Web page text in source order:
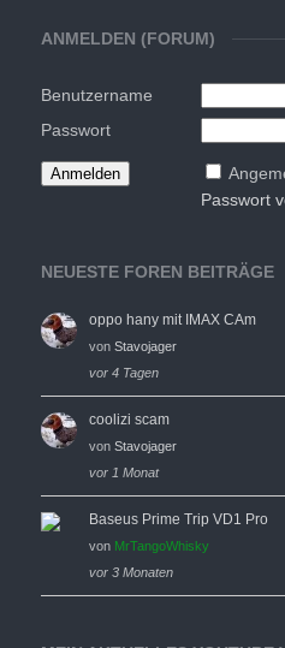
ANMELDEN (FORUM)
Benutzername
Passwort
Passwort
NEUESTE FOREN BEITRÄGE
oppo hany mit IMAX CAm
von Stavojager
vor 4 Tagen
coolizi scam
von Stavojager
vor 1 Monat
Baseus Prime Trip VD1 Pro
von MrTangoWhisky
vor 3 Monaten